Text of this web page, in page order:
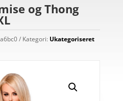
og Thong
Kategori: Ukategoriseret